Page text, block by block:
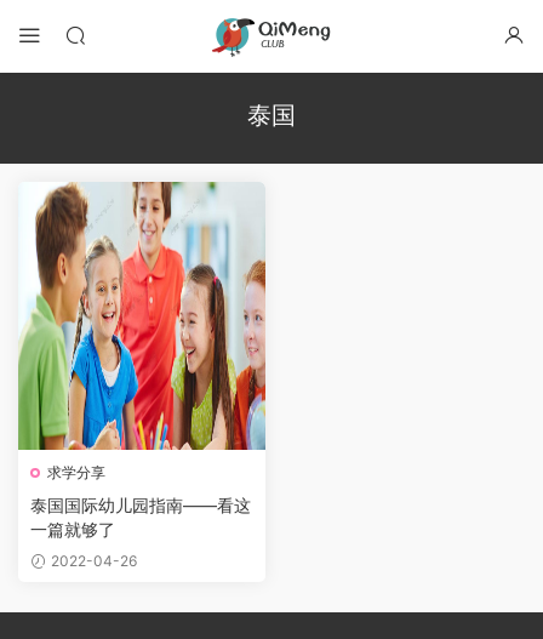
泰国
求学分享
泰国国际幼儿园指南——看这
一篇就够了
2022-04-26